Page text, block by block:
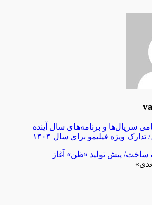
سریال‌ها و برنامه‌های سال آینده
ویژه فیلیمو برای سال ۱۴۰۴
ساخت/ پیش تولید «ظن» آغاز
»